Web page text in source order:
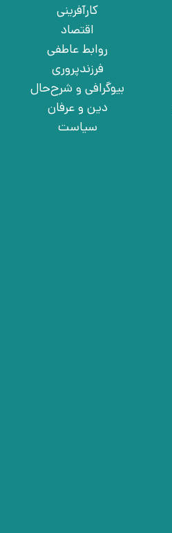
کارآفرینی
اقتصاد
روابط عاطفی
فرزندپروری
بیوگرافی و شرح‌حال
دین و عرفان
سیاست